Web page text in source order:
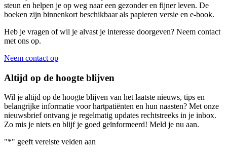
steun en helpen je op weg naar een gezonder en fijner leven. De
boeken zijn binnenkort beschikbaar als papieren versie en e-book.
Heb je vragen of wil je alvast je interesse doorgeven? Neem contact
met ons op.
Neem contact op
Altijd op de hoogte blijven
Wil je altijd op de hoogte blijven van het laatste nieuws, tips en
belangrijke informatie voor hartpatiënten en hun naasten? Met onze
nieuwsbrief ontvang je regelmatig updates rechtstreeks in je inbox.
Zo mis je niets en blijf je goed geïnformeerd! Meld je nu aan.
"*" geeft vereiste velden aan